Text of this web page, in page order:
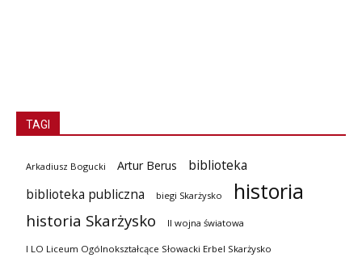
TAGI
Arkadiusz Bogucki Artur Berus
biblioteka
biblioteka publiczna
biegi Skarżysko historia
historia Skarżysko II wojna światowa
I LO Liceum Ogólnokształcące Słowacki Erbel Skarżysko